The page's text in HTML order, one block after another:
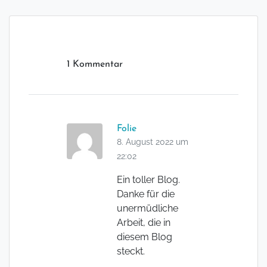
1 Kommentar
Folie
8. August 2022 um
22:02
Ein toller Blog.
Danke für die
unermüdliche
Arbeit, die in
diesem Blog
steckt.